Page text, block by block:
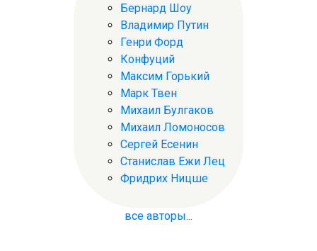
Бернард Шоу
Владимир Путин
Генри Форд
Конфуций
Максим Горький
Марк Твен
Михаил Булгаков
Михаил Ломоносов
Сергей Есенин
Станислав Ежи Лец
Фридрих Ницше
все авторы...